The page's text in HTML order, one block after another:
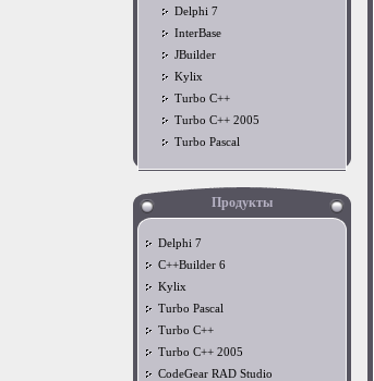
Delphi 7
InterBase
JBuilder
Kylix
Turbo C++
Turbo C++ 2005
Turbo Pascal
Продукты
Delphi 7
C++Builder 6
Kylix
Turbo Pascal
Turbo C++
Turbo C++ 2005
CodeGear RAD Studio